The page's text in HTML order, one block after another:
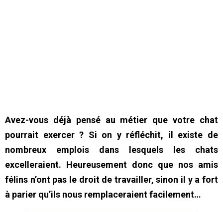
Avez-vous déjà pensé au métier que votre chat
pourrait exercer ? Si on y réfléchit, il existe de
nombreux emplois dans lesquels les chats
excelleraient. Heureusement donc que nos amis
félins n’ont pas le droit de travailler, sinon il y a fort
à parier qu’ils nous remplaceraient facilement…